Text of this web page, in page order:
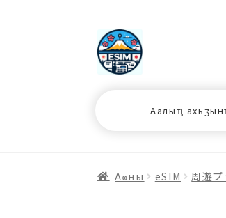
ナ
ビ
ゲ
ス
コ
ン
テ
プ
Аалыҵ
Аҩны еSIM 周遊プ